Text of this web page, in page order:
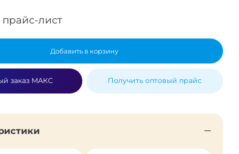
прайс-лист
Добавить в корзину
заказ МАКС Получить оптовый прайс